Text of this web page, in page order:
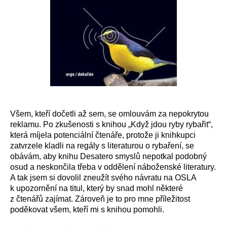
Všem, kteří dočetli až sem, se omlouvám za nepokrytou
reklamu. Po zkušenosti s knihou „Když jdou ryby rybařit“,
která míjela potenciální čtenáře, protože ji knihkupci
zatvrzele kladli na regály s literaturou o rybaření, se
obávám, aby knihu Desatero smyslů nepotkal podobný
osud a neskončila třeba v oddělení náboženské literatury.
A tak jsem si dovolil zneužít svého návratu na OSLA
k upozornění na titul, který by snad mohl některé
z čtenářů zajímat. Zároveň je to pro mne příležitost
poděkovat všem, kteří mi s knihou pomohli.